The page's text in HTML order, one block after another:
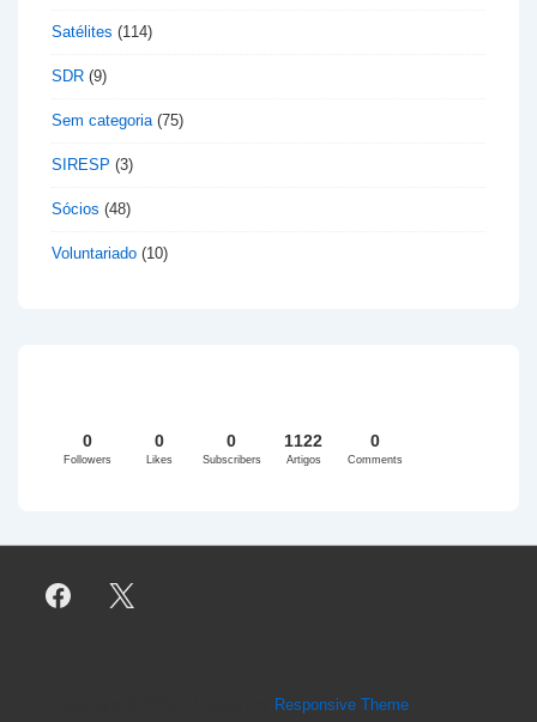
Satélites (114)
SDR (9)
Sem categoria(75)
SIRESP (3)
Sócios (48)
Voluntariado (10)
0
Followers
0
Likes
0
Subscribers
1122
Artigos
0
Comments
Responsive Theme